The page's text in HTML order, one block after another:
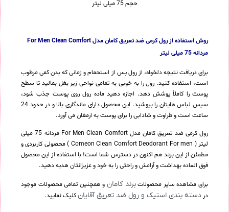
روش استفاده از رول کرمی ضد تعریق کامان مدل For Men Clean Comfort
مردانه 75 میلی لیتر
برای دریافت نتیجه دلخواه، از رول پس از استحمام و زمانی که بدن کمی مرطوب
است، استفاده کنید. رول را به خوبی به تمامی نواحی زیر بغل بمالید تا سطح
پوست را کاملاً پوشش دهد. اجازه دهید ماده رول روی پوست جذب شود،
سپس لباس هایتان را بپوشید. این محصول دارای ماندگاری بالا و در حدود 24
ساعت است و طراوت و شادابی را برای پوست به ارمغان می آورد.
رول کرمی ضد تعریق کامان مدل For Men Clean Comfort مردانه 75 میلی
لیتر ( Comeon Clean Comfort Deodorant For men ) محصولی کاربردی و
مطمئن از این برند هم اکنون در دسترس شما است! با استفاده از این محصول
فوق العاده بهداشت و آرامش و راحتی را به خود و عزیزانتان هدیه دهید.
برای مشاهده سایر محصولاتبرند کامان و همچنین تمامی محصولات موجود
در دسته بندی استیک و رول ضد تعریق آقایانکلیک نمایید.